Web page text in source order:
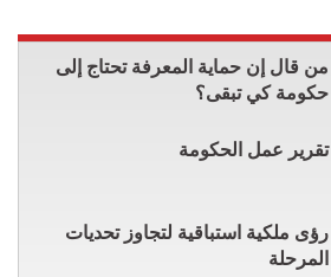
من قال إن حماية المعرفة تحتاج إلى
حكومة كي تبقى؟
تقرير عمل الحكومة
رؤى ملكية استباقية لتجاوز تحديات
المرحلة